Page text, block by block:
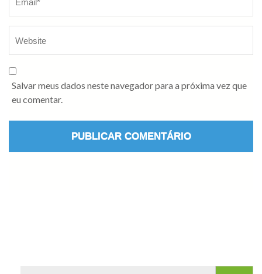
Salvar meus dados neste navegador para a próxima vez que
eu comentar.